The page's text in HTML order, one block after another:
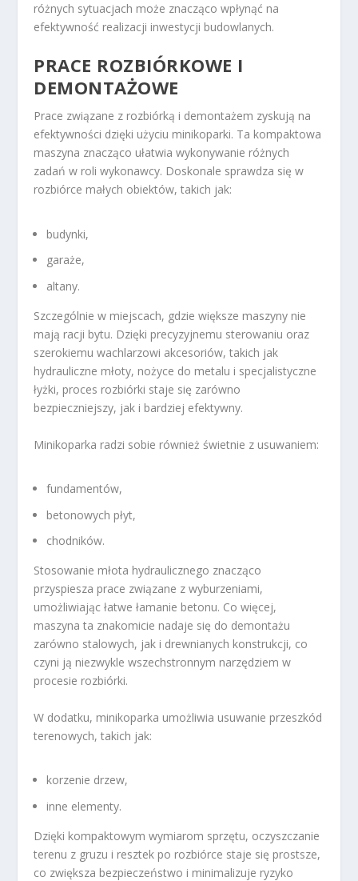
różnych sytuacjach może znacząco wpłynąć na
efektywność realizacji inwestycji budowlanych.
PRACE ROZBIÓRKOWE I
DEMONTAŻOWE
Prace związane z rozbiórką i demontażem zyskują na
efektywności dzięki użyciu minikoparki. Ta kompaktowa
maszyna znacząco ułatwia wykonywanie różnych
zadań w roli wykonawcy. Doskonale sprawdza się w
rozbiórce małych obiektów, takich jak:
budynki,
garaże,
altany.
Szczególnie w miejscach, gdzie większe maszyny nie
mają racji bytu. Dzięki precyzyjnemu sterowaniu oraz
szerokiemu wachlarzowi akcesoriów, takich jak
hydrauliczne młoty, nożyce do metalu i specjalistyczne
łyżki, proces rozbiórki staje się zarówno
bezpieczniejszy, jak i bardziej efektywny.
Minikoparka radzi sobie również świetnie z usuwaniem:
fundamentów,
betonowych płyt,
chodników.
Stosowanie młota hydraulicznego znacząco
przyspiesza prace związane z wyburzeniami,
umożliwiając łatwe łamanie betonu. Co więcej,
maszyna ta znakomicie nadaje się do demontażu
zarówno stalowych, jak i drewnianych konstrukcji, co
czyni ją niezwykle wszechstronnym narzędziem w
procesie rozbiórki.
W dodatku, minikoparka umożliwia usuwanie przeszkód
terenowych, takich jak:
korzenie drzew,
inne elementy.
Dzięki kompaktowym wymiarom sprzętu, oczyszczanie
terenu z gruzu i resztek po rozbiórce staje się prostsze,
co zwiększa bezpieczeństwo i minimalizuje ryzyko